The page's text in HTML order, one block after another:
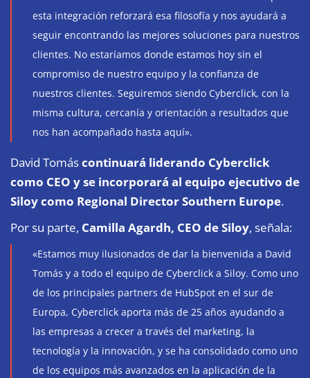
esta integración reforzará esa filosofía y nos ayudará a
seguir encontrando las mejores soluciones para nuestros
clientes. No estaríamos donde estamos hoy sin el
compromiso de nuestro equipo y la confianza de
nuestros clientes. Seguiremos siendo Cyberclick, con la
misma cultura, cercanía y orientación a resultados que
nos han acompañado hasta aquí».
David Tomáscontinuará liderando Cyberclick
como CEO y se incorporará al equipo ejecutivo de
Siloy como Regional Director Southern Europe.
Por su parte, Camilla Agardh, CEO de Siloy, señala:
«Estamos muy ilusionados de dar la bienvenida a David
Tomás y a todo el equipo de Cyberclick a Siloy. Como uno
de los principales partners de HubSpot en el sur de
Europa, Cyberclick aporta más de 25 años ayudando a
las empresas a crecer a través del marketing, la
tecnología y la innovación, y se ha consolidado como uno
de los equipos más avanzados en la aplicación de la